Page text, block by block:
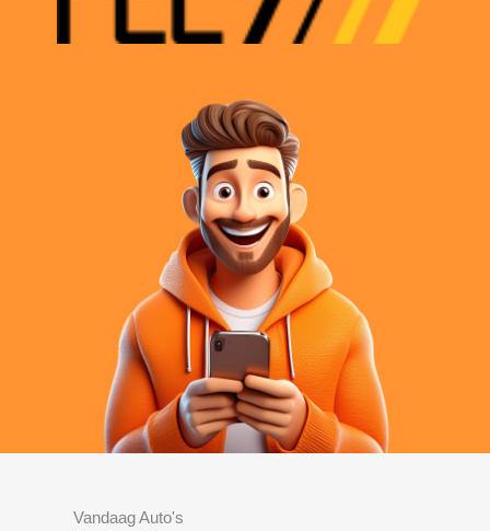
Vandaag Auto's